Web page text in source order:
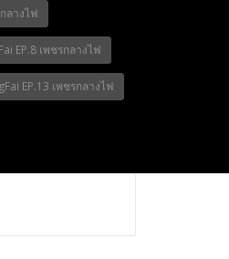
Ep.11
ลางไฟ
EP.8 เพชรกลางไฟ
EP.13 เพชรกลางไฟ